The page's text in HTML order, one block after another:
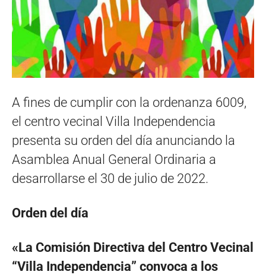
A fines de cumplir con la ordenanza 6009,
el centro vecinal Villa Independencia
presenta su orden del día anunciando la
Asamblea Anual General Ordinaria a
desarrollarse el 30 de julio de 2022.
Orden del día
«La Comisión Directiva del Centro Vecinal
“Villa Independencia” convoca a los